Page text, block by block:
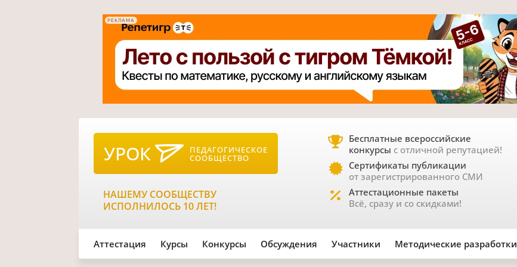
РЕКЛАМА
УРОК ПЕДАГОГИЧЕСКОЕ
СООБЩЕСТВО
НАШЕМУ СООБЩЕСТВУ
ИСПОЛНИЛОСЬ 10 ЛЕТ!
Бесплатные всероссийские
конкурсы с отличной репутацией!
Сертификаты публикации
от зарегистрированного СМИ
Аттестационные пакеты
Всё, сразу и со скидками!
Аттестация Курсы Конкурсы Обсуждения Участники Методические разработки